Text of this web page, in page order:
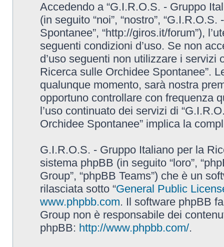
Accedendo a “G.I.R.O.S. - Gruppo
(in seguito “noi”, “nostro”,
Spontanee”, “http://giros.it/forum”),
seguenti condizioni d’uso. Se non
d’uso seguenti non utilizzare i servizi
Ricerca sulle Orchidee Spontanee”.
qualunque momento, sarà nostra
opportuno controllare con frequenza
l’uso continuato dei servizi di
Orchidee Spontanee” implica la
G.I.R.O.S. - Gruppo Italiano per la
sistema phpBB (in seguito “loro”,
Group”, “phpBB Teams”) che è un
rilasciata sotto “General Public
www.phpbb.com. Il software phpBB
Group non è responsabile dei
phpBB: http://www.phpbb.com/.